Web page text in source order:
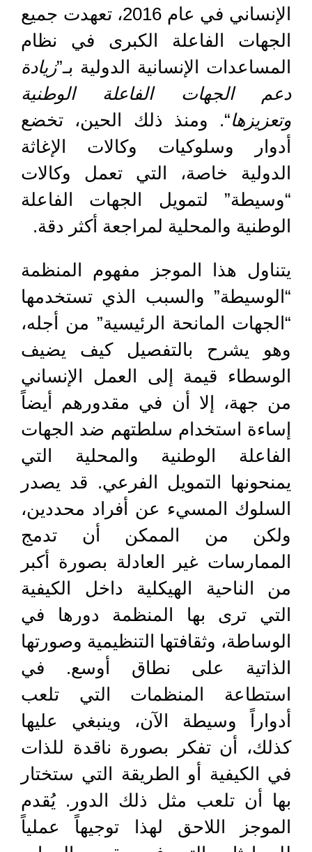
الإنساني في عام 2016، تعهدت جميع
الجهات الفاعلة الكبرى في نظام
المساعدات الإنسانية الدولية بـ”زيادة
دعم الجهات الفاعلة الوطنية
وتعزيزها“. ومنذ ذلك الحين، تخضع
أدوار وسلوكيات وكالات الإغاثة
الدولية خاصة، التي تعمل وكالات
“وسيطة” لتمويل الجهات الفاعلة
الوطنية والمحلية لمراجعة أكثر دقة.
يتناول هذا الموجز مفهوم المنظمة
“الوسيطة” والسبب الذي تستخدمها
“الجهات المانحة الرئيسية” من أجله،
وهو يشرح بالتفصيل كيف يضيف
الوسطاء قيمة إلى العمل الإنساني
من جهة، إلا أن في مقدورهم أيضاً
إساءة استخدام سلطتهم ضد الجهات
الفاعلة الوطنية والمحلية التي
يمنحونها التمويل الفرعي. قد يصدر
السلوك المسيء عن أفراد محددين،
ولكن من الممكن أن تدمج
الممارسات غير العادلة بصورة أكبر
من الناحية الهيكلية داخل الكيفية
التي ترى بها المنظمة دورها في
الوساطة، وثقافتها التنظيمية وصورتها
الذاتية على نطاق أوسع. في
استطاعة المنظمات التي تلعب
أدواراً وسيطة الآن، وينبغي عليها
كذلك، أن تفكر بصورة ناقدة للذات
في الكيفية أو الطريقة التي ستختار
بها أن تلعب مثل ذلك الدور. يُقدم
الموجز اللاحق لهذا توجيهاً عملياً